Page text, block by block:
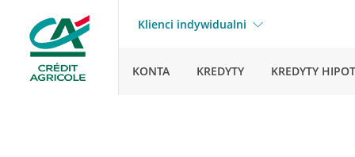
Klienci indywidualni
KONTA KREDYTY KREDYTY